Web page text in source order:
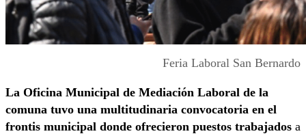
Feria Laboral San Bernardo
La Oficina Municipal de Mediación Laboral de la
comuna tuvo una multitudinaria convocatoria en el
frontis municipal donde ofrecieron puestos trabajados a